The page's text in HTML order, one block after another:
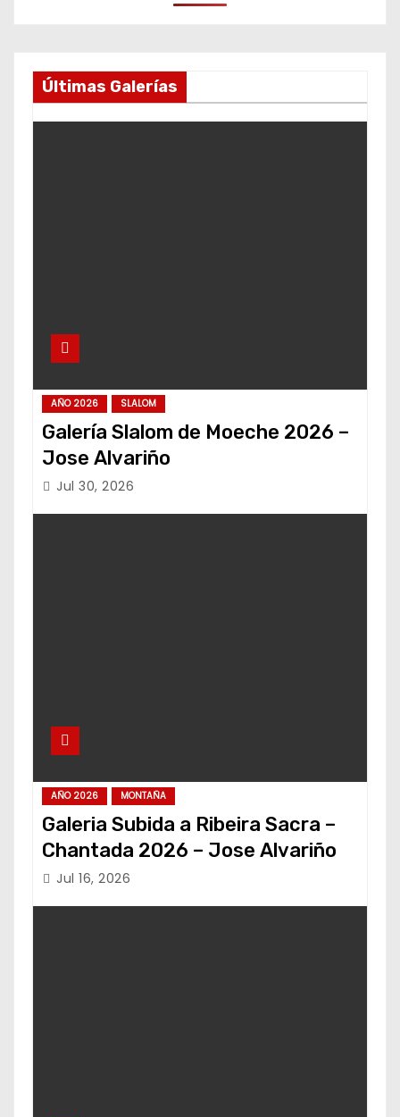
Últimas Galerías
AÑO 2026 SLALOM
Galería Slalom de Moeche 2026 –
Jose Alvariño
Jul 30, 2026
AÑO 2026 MONTAÑA
Galeria Subida a Ribeira Sacra –
Chantada 2026 – Jose Alvariño
Jul 16, 2026